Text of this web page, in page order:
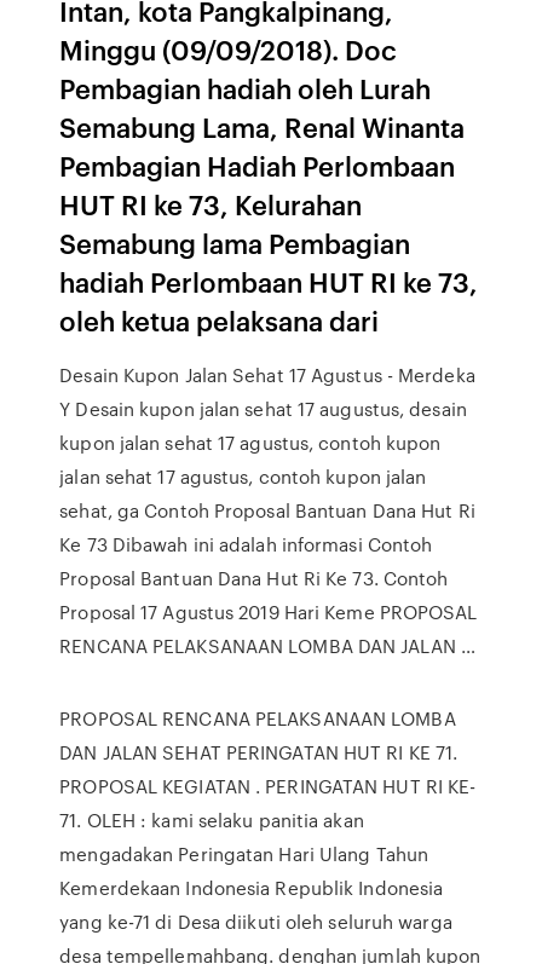
Intan, kota Pangkalpinang,
Minggu (09/09/2018). Doc
Pembagian hadiah oleh Lurah
Semabung Lama, Renal Winanta
Pembagian Hadiah Perlombaan
HUT RI ke 73, Kelurahan
Semabung lama Pembagian
hadiah Perlombaan HUT RI ke 73,
oleh ketua pelaksana dari
Desain Kupon Jalan Sehat 17 Agustus - Merdeka
Y Desain kupon jalan sehat 17 augustus, desain
kupon jalan sehat 17 agustus, contoh kupon
jalan sehat 17 agustus, contoh kupon jalan
sehat, ga Contoh Proposal Bantuan Dana Hut Ri
Ke 73 Dibawah ini adalah informasi Contoh
Proposal Bantuan Dana Hut Ri Ke 73. Contoh
Proposal 17 Agustus 2019 Hari Keme PROPOSAL
RENCANA PELAKSANAAN LOMBA DAN JALAN …
PROPOSAL RENCANA PELAKSANAAN LOMBA
DAN JALAN SEHAT PERINGATAN HUT RI KE 71.
PROPOSAL KEGIATAN . PERINGATAN HUT RI KE-
71. OLEH : kami selaku panitia akan
mengadakan Peringatan Hari Ulang Tahun
Kemerdekaan Indonesia Republik Indonesia
yang ke-71 di Desa diikuti oleh seluruh warga
desa tempellemahbang. denghan jumlah kupon